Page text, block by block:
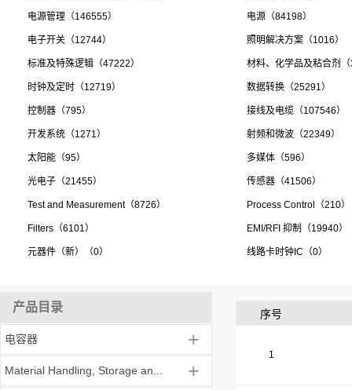
电源管理（146555） 电源（84198）
电子开关（12744） 照明解决方案（1016）
标准及特殊逻辑（47222） 材料、化学品及粘合剂
时钟及定时（12719） 数据转换（25291）
控制器（795） 接线及电缆（107546）
开发系统（1271） 射频和微波（22349）
太阳能（95） 多媒体（596）
光电子（21455） 传感器（41506）
Test and Measurement（8726） Process Control（210）
Filters（6101） EMI/RFI 抑制（19940）
元器件（新）（0） 线路卡时钟IC（0）
产品目录
电容器 +
Material Handling, Storage an... +
序号
1